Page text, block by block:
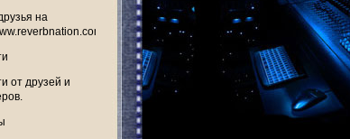
на
от друзей и